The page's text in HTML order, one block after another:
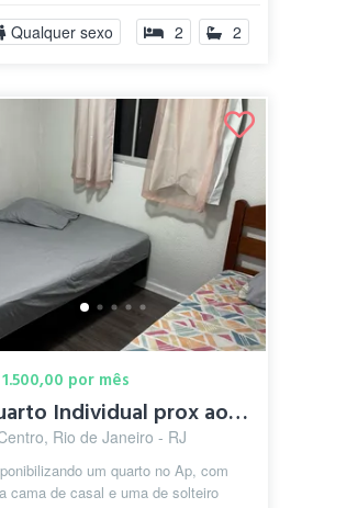
Qualquer sexo 2 2
1.500,00 por mês
Quarto Individual prox ao Centro
Rio de Janeiro - RJ
um quarto no Ap, com
cama de casal e uma de solteiro